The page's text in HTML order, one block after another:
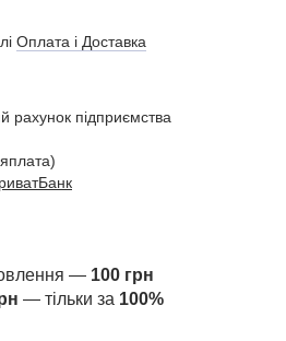
Оплата і Доставка
рахунок підприємства
— 100 грн
— тільки за 100%